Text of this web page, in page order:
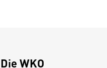
Die WKO